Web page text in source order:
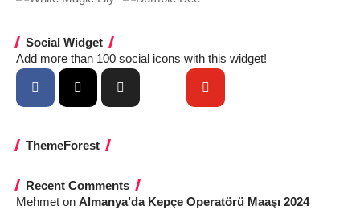
Social Widget
Add more than 100 social icons with this widget!
ThemeForest
Recent Comments
Mehmet on Almanya’da Kepçe Operatörü Maaşı 2024